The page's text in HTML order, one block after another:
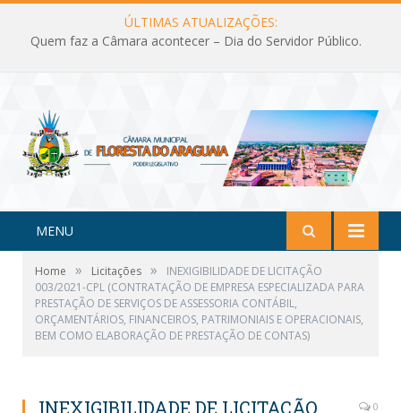
ÚLTIMAS ATUALIZAÇÕES:
Quem faz a Câmara acontecer – Dia do Servidor Público.
MENU
Home » Licitações »
INEXIGIBILIDADE DE LICITAÇÃO
003/2021-CPL (CONTRATAÇÃO DE EMPRESA ESPECIALIZADA PARA
PRESTAÇÃO DE SERVIÇOS DE ASSESSORIA CONTÁBIL,
ORÇAMENTÁRIOS, FINANCEIROS, PATRIMONIAIS E OPERACIONAIS,
BEM COMO ELABORAÇÃO DE PRESTAÇÃO DE CONTAS)
INEXIGIBILIDADE DE LICITAÇÃO
0